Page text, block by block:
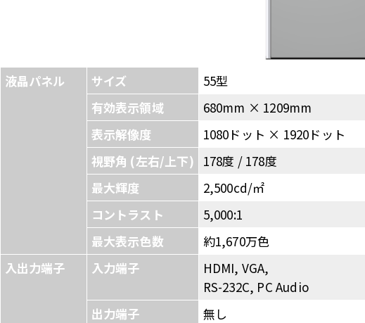
液晶パネル サイズ 55型
有効表示領域
680mm × 1209mm
表示解像度
1080ドット × 1920ドット
視野角 (左右/上下) 178度 / 178度
最大輝度
2,500cd/㎡
コントラスト
5,000:1
最大表示色数
約1,670万色
入出力端子
入力端子
HDMI, VGA,
RS-232C, PC Audio
出力端子
無し